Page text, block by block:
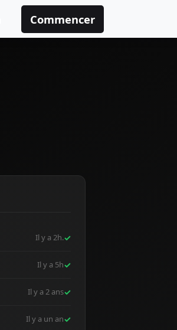
Commencer
Il y a 2h.✓
Il y a 5h✓
Il y a 2 ans✓
Il y a un an✓